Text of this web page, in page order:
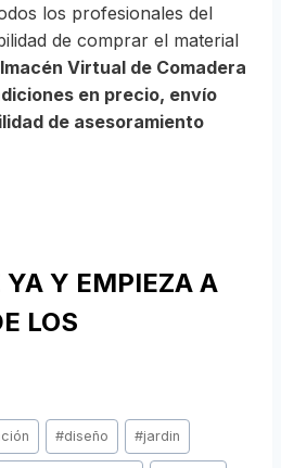
los profesionales del
de comprar el material
Virtual de Comadera
en precio, envío
de asesoramiento
YA Y EMPIEZA A
LOS
#diseño #jardin